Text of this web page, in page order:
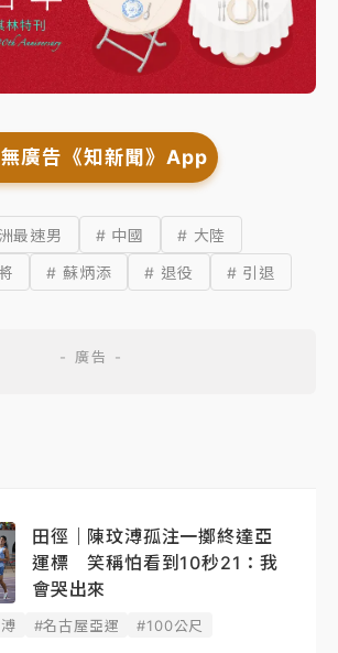
廣告《知新聞》App
最速男 # 中國
# 大陸
# 蘇炳添 # 退役 # 引退
田徑｜陳玟溥孤注一擲終達亞
運標 笑稱怕看到10秒21：我
會哭出來
#名古屋亞運 #100公尺